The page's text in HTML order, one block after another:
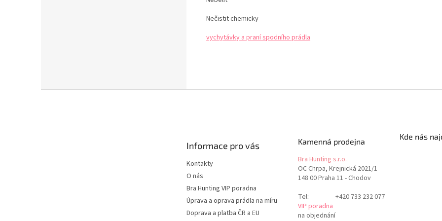
Nečistit chemicky
vychytávky a praní spodního prádla
Informace pro vás
Kontakty
O nás
Bra Hunting VIP poradna
Úprava a oprava prádla na míru
Doprava a platba ČR a EU
Kamenná prodejna
Bra Hunting s.r.o.
OC Chrpa, Krejnická 2021/1
148 00 Praha 11 - Chodov
Tel:
+420 733 232 077
VIP poradna
na objednání
Kde nás